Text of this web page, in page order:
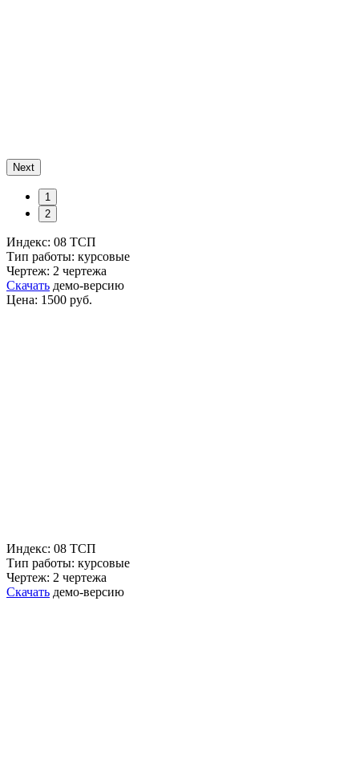
Next
1
2
Индекс: 08 ТСП
Тип работы: курсовые
Чертеж: 2 чертежа
Скачать демо-версию
Цена: 1500 руб.
Индекс: 08 ТСП
Тип работы: курсовые
Чертеж: 2 чертежа
Скачать демо-версию